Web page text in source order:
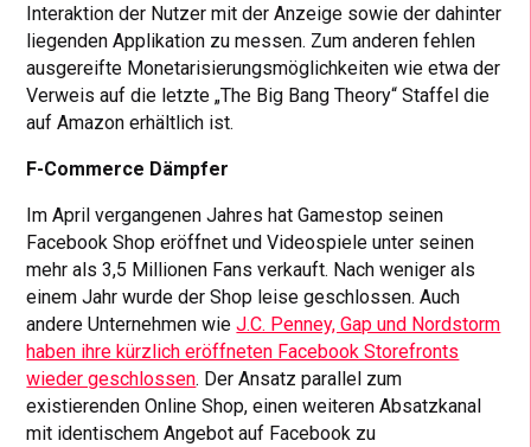
Interaktion der Nutzer mit der Anzeige sowie der dahinter
liegenden Applikation zu messen. Zum anderen fehlen
ausgereifte Monetarisierungsmöglichkeiten wie etwa der
Verweis auf die letzte „The Big Bang Theory“ Staffel die
auf Amazon erhältlich ist.
F-Commerce Dämpfer
Im April vergangenen Jahres hat Gamestop seinen
Facebook Shop eröffnet und Videospiele unter seinen
mehr als 3,5 Millionen Fans verkauft. Nach weniger als
einem Jahr wurde der Shop leise geschlossen. Auch
andere Unternehmen wieJ.C. Penney, Gap und Nordstorm
haben ihre kürzlich eröffneten Facebook Storefronts
wieder geschlossen. Der Ansatz parallel zum
existierenden Online Shop, einen weiteren Absatzkanal
mit identischem Angebot auf Facebook zu